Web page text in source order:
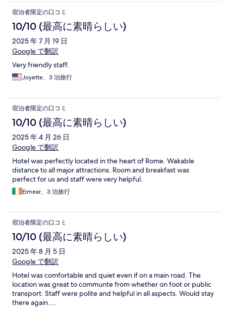
宿泊者限定の口コミ
10/10 (最高に素晴らしい)
2025 年 7 月 19 日
Google で翻訳
Very friendly staff.
Joyette、3 泊旅行
宿泊者限定の口コミ
10/10 (最高に素晴らしい)
2025 年 4 月 26 日
Google で翻訳
Hotel was perfectly located in the heart of Rome. Wakable
distance to all major attractions. Room and breakfast was
perfect for us and staff were very helpful.
Eimear、3 泊旅行
宿泊者限定の口コミ
10/10 (最高に素晴らしい)
2025 年 8 月 5 日
Google で翻訳
Hotel was comfortable and quiet even if on a main road. The
location was great to communte from whether on foot or public
transport. Staff were polite and helpful in all aspects. Would stay
there again....